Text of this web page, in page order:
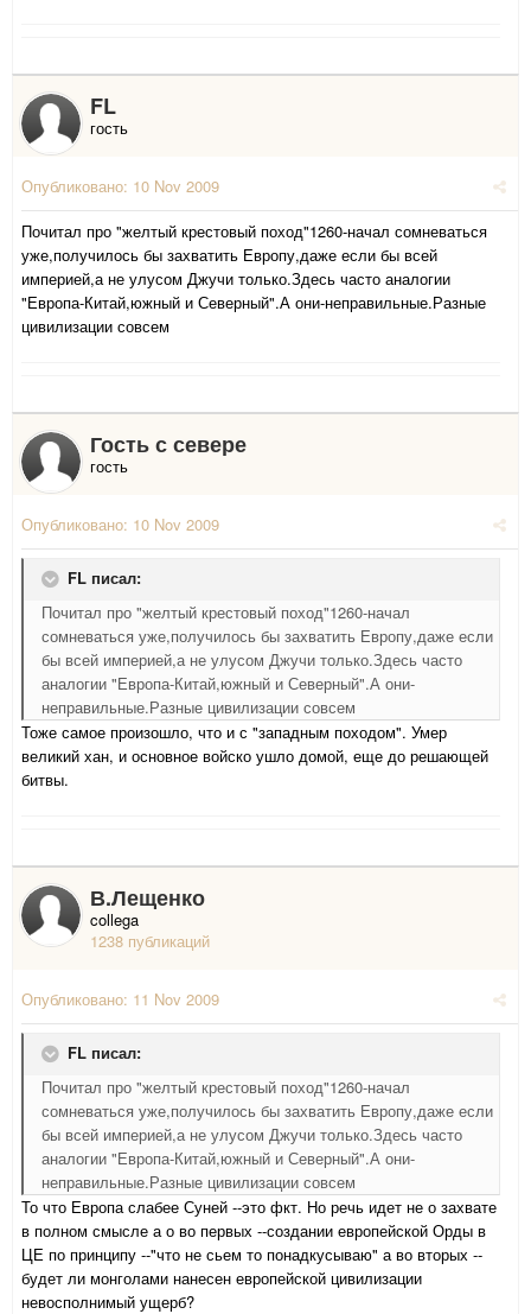
FL
гость
Опубликовано: 10 Nov 2009
Почитал про "желтый крестовый поход"1260-начал сомневаться
уже,получилось бы захватить Европу,даже если бы всей
империей,а не улусом Джучи только.Здесь часто аналогии
"Европа-Китай,южный и Северный".А они-неправильные.Разные
цивилизации совсем
Гость с севере
гость
Опубликовано: 10 Nov 2009
FL писал:
Почитал про "желтый крестовый поход"1260-начал
сомневаться уже,получилось бы захватить Европу,даже если
бы всей империей,а не улусом Джучи только.Здесь часто
аналогии "Европа-Китай,южный и Северный".А они-
неправильные.Разные цивилизации совсем
Тоже самое произошло, что и с "западным походом". Умер
великий хан, и основное войско ушло домой, еще до решающей
битвы.
В.Лещенко
collega
1238 публикаций
Опубликовано: 11 Nov 2009
FL писал:
Почитал про "желтый крестовый поход"1260-начал
сомневаться уже,получилось бы захватить Европу,даже если
бы всей империей,а не улусом Джучи только.Здесь часто
аналогии "Европа-Китай,южный и Северный".А они-
неправильные.Разные цивилизации совсем
То что Европа слабее Суней --это фкт. Но речь идет не о захвате
в полном смысле а о во первых --создании европейской Орды в
ЦЕ по принципу --"что не сьем то понадкусываю" а во вторых --
будет ли монголами нанесен европейской цивилизации
невосполнимый ущерб?